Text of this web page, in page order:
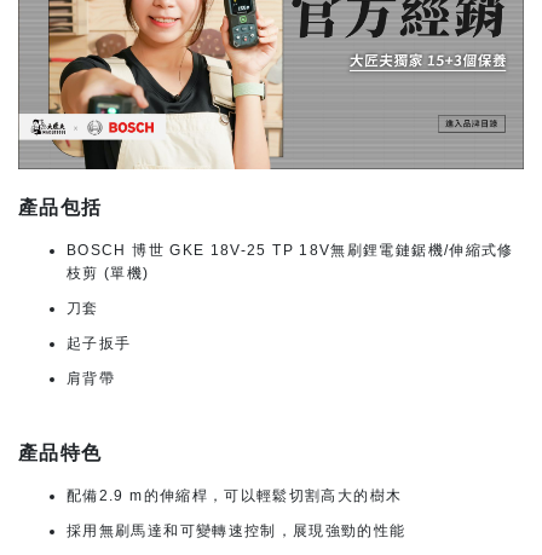
產品包括
BOSCH 博世 GKE 18V-25 TP 18V無刷鋰電鏈鋸機/伸縮式修
枝剪 (單機)
刀套
起子扳手
肩背帶
產品特色
配備2.9 m的伸縮桿，可以輕鬆切割高大的樹木
採用無刷馬達和可變轉速控制，展現強勁的性能